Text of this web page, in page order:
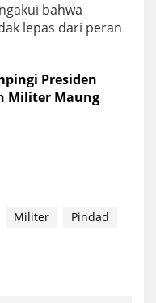
bahwa
lepas dari peran
Presiden
Militer Maung
Militer
Pindad